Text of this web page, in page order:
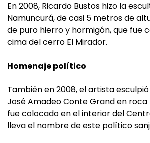
En 2008, Ricardo Bustos hizo la
Namuncurá, de casi 5 metros de
de puro hierro y hormigón, que fue
cima del cerro El Mirador.
Homenaje político
También en 2008, el artista
José Amadeo Conte Grand en roca
fue colocado en el interior del
lleva el nombre de este político